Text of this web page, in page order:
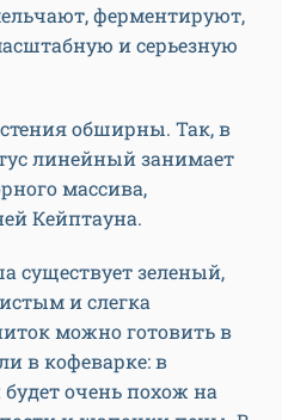
ферментируют,
и серьезную
обширны. Так, в
линейный занимает
массива,
Кейптауна.
существует зеленый,
и слегка
можно готовить в
в кофеварке: в
очень похож на